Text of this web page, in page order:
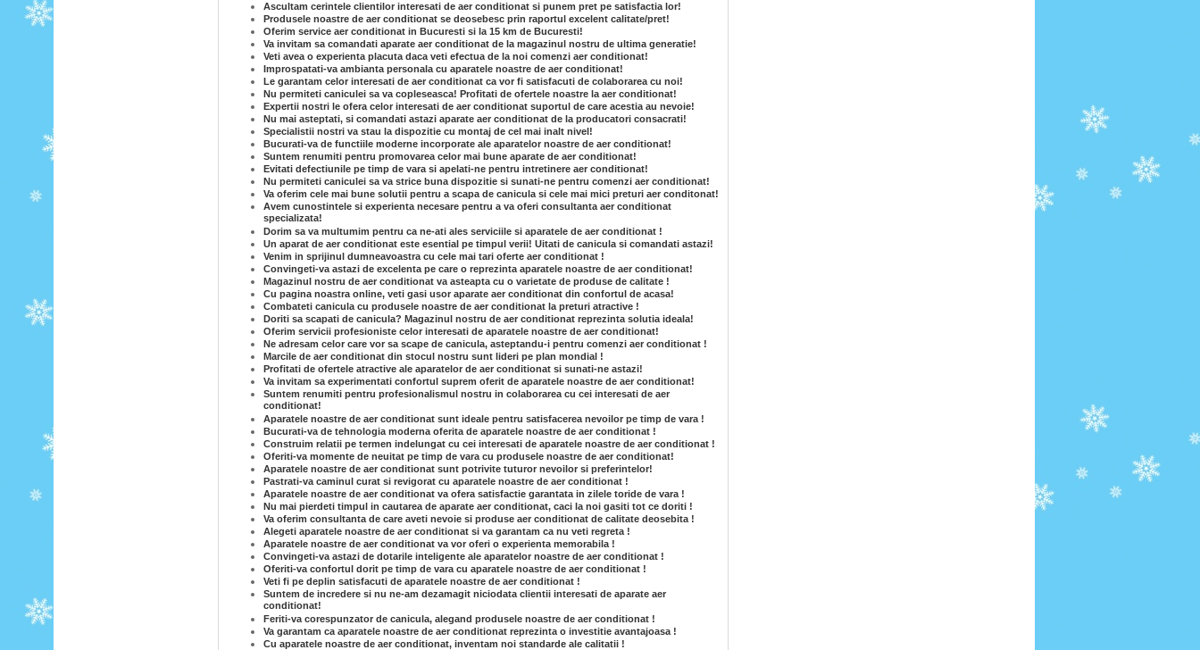
Ascultam cerintele clientilor interesati de aer conditionat si punem pret pe satisfactia lor!
Produsele noastre de aer conditionat se deosebesc prin raportul excelent calitate/pret!
Oferim service aer conditionat in Bucuresti si la 15 km de Bucuresti!
Va invitam sa comandati aparate aer conditionat de la magazinul nostru de ultima generatie!
Veti avea o experienta placuta daca veti efectua de la noi comenzi aer conditionat!
Improspatati-va ambianta personala cu aparatele noastre de aer conditionat!
Le garantam celor interesati de aer conditionat ca vor fi satisfacuti de colaborarea cu noi!
Nu permiteti caniculei sa va copleseasca! Profitati de ofertele noastre la aer conditionat!
Expertii nostri le ofera celor interesati de aer conditionat suportul de care acestia au nevoie!
Nu mai asteptati, si comandati astazi aparate aer conditionat de la producatori consacrati!
Specialistii nostri va stau la dispozitie cu montaj de cel mai inalt nivel!
Bucurati-va de functiile moderne incorporate ale aparatelor noastre de aer conditionat!
Suntem renumiti pentru promovarea celor mai bune aparate de aer conditionat!
Evitati defectiunile pe timp de vara si apelati-ne pentru intretinere aer conditionat!
Nu permiteti caniculei sa va strice buna dispozitie si sunati-ne pentru comenzi aer conditionat!
Va oferim cele mai bune solutii pentru a scapa de canicula si cele mai mici preturi aer conditonat!
Avem cunostintele si experienta necesare pentru a va oferi consultanta aer conditionat
specializata!
Dorim sa va multumim pentru ca ne-ati ales serviciile si aparatele de aer conditionat !
Un aparat de aer conditionat este esential pe timpul verii! Uitati de canicula si comandati astazi!
Venim in sprijinul dumneavoastra cu cele mai tari oferte aer conditionat !
Convingeti-va astazi de excelenta pe care o reprezinta aparatele noastre de aer conditionat!
Magazinul nostru de aer conditionat va asteapta cu o varietate de produse de calitate !
Cu pagina noastra online, veti gasi usor aparate aer conditionat din confortul de acasa!
Combateti canicula cu produsele noastre de aer conditionat la preturi atractive !
Doriti sa scapati de canicula? Magazinul nostru de aer conditionat reprezinta solutia ideala!
Oferim servicii profesioniste celor interesati de aparatele noastre de aer conditionat!
Ne adresam celor care vor sa scape de canicula, asteptandu-i pentru comenzi aer conditionat !
Marcile de aer conditionat din stocul nostru sunt lideri pe plan mondial !
Profitati de ofertele atractive ale aparatelor de aer conditionat si sunati-ne astazi!
Va invitam sa experimentati confortul suprem oferit de aparatele noastre de aer conditionat!
Suntem renumiti pentru profesionalismul nostru in colaborarea cu cei interesati de aer
conditionat!
Aparatele noastre de aer conditionat sunt ideale pentru satisfacerea nevoilor pe timp de vara !
Bucurati-va de tehnologia moderna oferita de aparatele noastre de aer conditionat !
Construim relatii pe termen indelungat cu cei interesati de aparatele noastre de aer conditionat !
Oferiti-va momente de neuitat pe timp de vara cu produsele noastre de aer conditionat!
Aparatele noastre de aer conditionat sunt potrivite tuturor nevoilor si preferintelor!
Pastrati-va caminul curat si revigorat cu aparatele noastre de aer conditionat !
Aparatele noastre de aer conditionat va ofera satisfactie garantata in zilele toride de vara !
Nu mai pierdeti timpul in cautarea de aparate aer conditionat, caci la noi gasiti tot ce doriti !
Va oferim consultanta de care aveti nevoie si produse aer conditionat de calitate deosebita !
Alegeti aparatele noastre de aer conditionat si va garantam ca nu veti regreta !
Aparatele noastre de aer conditionat va vor oferi o experienta memorabila !
Convingeti-va astazi de dotarile inteligente ale aparatelor noastre de aer conditionat !
Oferiti-va confortul dorit pe timp de vara cu aparatele noastre de aer conditionat !
Veti fi pe deplin satisfacuti de aparatele noastre de aer conditionat !
Suntem de incredere si nu ne-am dezamagit niciodata clientii interesati de aparate aer
conditionat!
Feriti-va corespunzator de canicula, alegand produsele noastre de aer conditionat !
Va garantam ca aparatele noastre de aer conditionat reprezinta o investitie avantajoasa !
Cu aparatele noastre de aer conditionat, inventam noi standarde ale calitatii !